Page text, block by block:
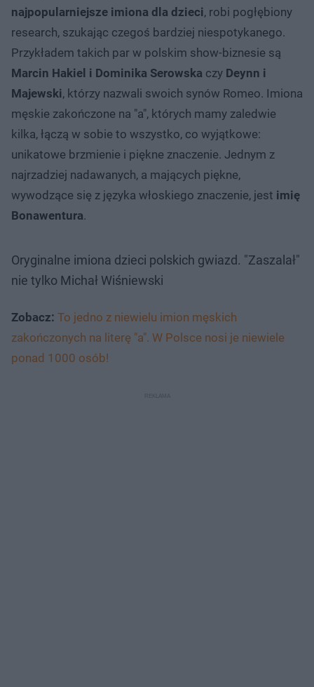
najpopularniejsze imiona dla dzieci, robi pogłębiony
research, szukając czegoś bardziej niespotykanego.
Przykładem takich par w polskim show-biznesie są
Marcin Hakiel i Dominika Serowska czy Deynn i
Majewski, którzy nazwali swoich synów Romeo. Imiona
męskie zakończone na "a", których mamy zaledwie
kilka, łączą w sobie to wszystko, co wyjątkowe:
unikatowe brzmienie i piękne znaczenie. Jednym z
najrzadziej nadawanych, a mających piękne,
wywodzące się z języka włoskiego znaczenie, jest imię
Bonawentura.
Oryginalne imiona dzieci polskich gwiazd. "Zaszalał"
nie tylko Michał Wiśniewski
Zobacz: To jedno z niewielu imion męskich
zakończonych na literę "a". W Polsce nosi je niewiele
ponad 1000 osób!